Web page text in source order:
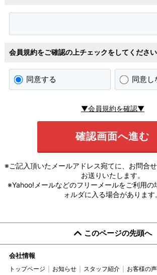
会員規約をご確認の上チェックをしてください
同意する 同意し
▼会員規約を確認▼
※ご記入頂いたメールアドレス宛てに、お問合
お送りいたします。
※Yahoo!メールなどのフリーメールをご利用の
ォルダに入る場合があります
このページの先頭へ
会社情報
トップページ お知らせ スタッフ紹介 お客様の声